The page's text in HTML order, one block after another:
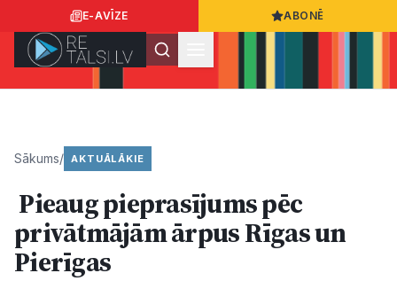
E-AVĪZE ABONĒ
Ziņas
Sākums/ AKTUĀLĀKIE
Pieaug pieprasījums pēc
privātmājām ārpus Rīgas un
Pierīgas